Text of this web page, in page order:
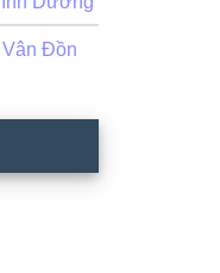
Đồn